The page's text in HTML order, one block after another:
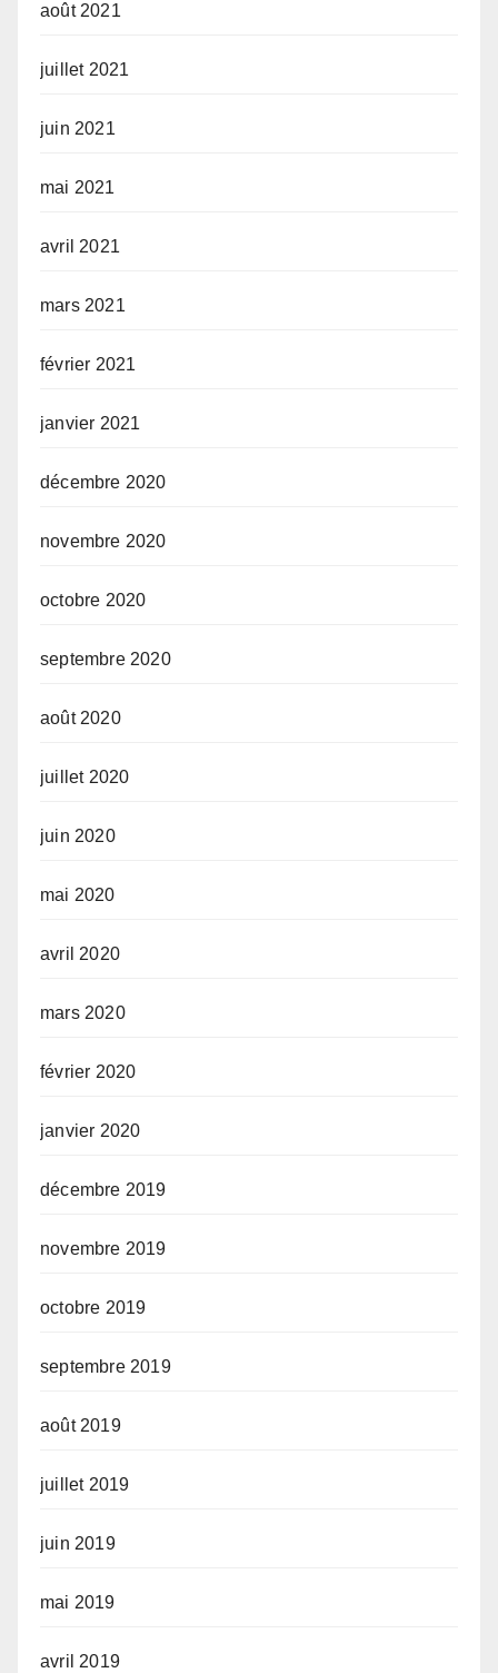
août 2021
juillet 2021
juin 2021
mai 2021
avril 2021
mars 2021
février 2021
janvier 2021
décembre 2020
novembre 2020
octobre 2020
septembre 2020
août 2020
juillet 2020
juin 2020
mai 2020
avril 2020
mars 2020
février 2020
janvier 2020
décembre 2019
novembre 2019
octobre 2019
septembre 2019
août 2019
juillet 2019
juin 2019
mai 2019
avril 2019